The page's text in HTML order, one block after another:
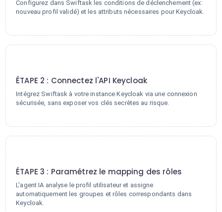
Configurez dans Swiftask les conditions de déclenchement (ex:
nouveau profil validé) et les attributs nécessaires pour Keycloak.
ÉTAPE 2 : Connectez l'API Keycloak
Intégrez Swiftask à votre instance Keycloak via une connexion
sécurisée, sans exposer vos clés secrètes au risque.
ÉTAPE 3 : Paramétrez le mapping des rôles
L'agent IA analyse le profil utilisateur et assigne
automatiquement les groupes et rôles correspondants dans
Keycloak.